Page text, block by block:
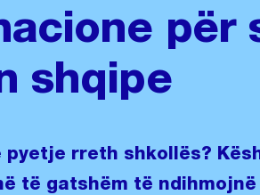
për
shqipe
pyetje rreth shkollës?
të gatshëm të